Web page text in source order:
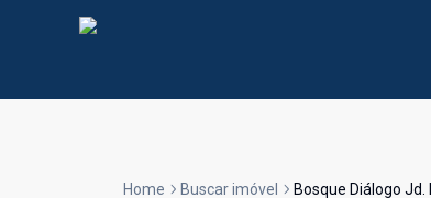
Home Buscar imóvel Bosque Diálogo Jd.